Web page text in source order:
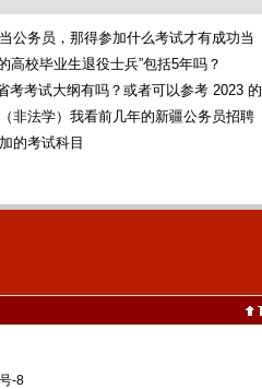
公务员，那得参加什么考试才有成功当
考统考
高校毕业生退役士兵”包括5年吗？
考考试大纲有吗？或者可以参考 2023 的
非法学）我看前几年的新疆公务员招聘
科法学类，我可以报考这些专业吗（本
的考试科目
-8